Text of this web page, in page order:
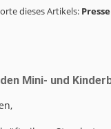
dieses Artikels:
Mini- und